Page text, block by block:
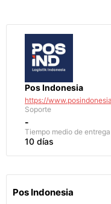
Pos Indonesia
https://
Soporte
-
Tiempo medio de entrega
10 días
Pos Indonesia